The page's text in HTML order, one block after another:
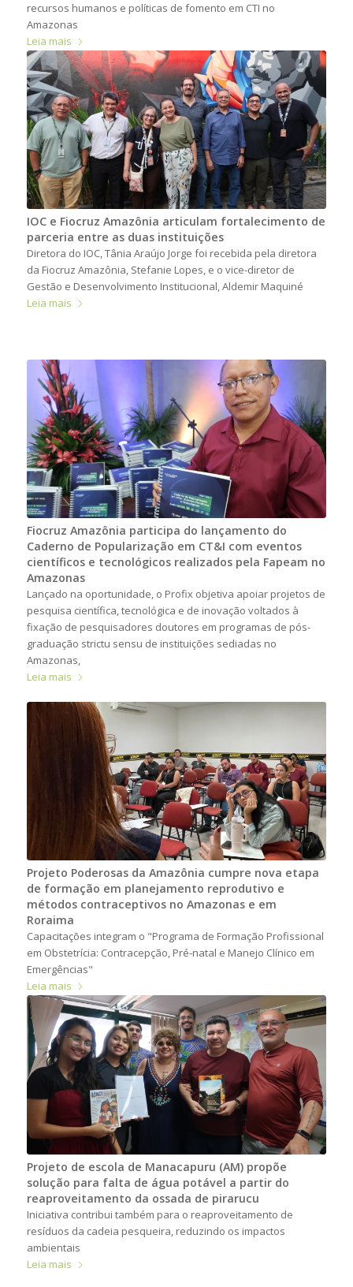
recursos humanos e políticas de fomento em CTI no
Amazonas
Leia mais
IOC e Fiocruz Amazônia articulam fortalecimento de
parceria entre as duas instituições
Diretora do IOC, Tânia Araújo Jorge foi recebida pela diretora
da Fiocruz Amazônia, Stefanie Lopes, e o vice-diretor de
Gestão e Desenvolvimento Institucional, Aldemir Maquiné
Leia mais
Fiocruz Amazônia participa do lançamento do
Caderno de Popularização em CT&I com eventos
científicos e tecnológicos realizados pela Fapeam no
Amazonas
Lançado na oportunidade, o Profix objetiva apoiar projetos de
pesquisa científica, tecnológica e de inovação voltados à
fixação de pesquisadores doutores em programas de pós-
graduação strictu sensu de instituições sediadas no
Amazonas,
Leia mais
Projeto Poderosas da Amazônia cumpre nova etapa
de formação em planejamento reprodutivo e
métodos contraceptivos no Amazonas e em
Roraima
Capacitações integram o "Programa de Formação Profissional
em Obstetrícia: Contracepção, Pré-natal e Manejo Clínico em
Emergências"
Leia mais
Projeto de escola de Manacapuru (AM) propõe
solução para falta de água potável a partir do
reaproveitamento da ossada de pirarucu
Iniciativa contribui também para o reaproveitamento de
resíduos da cadeia pesqueira, reduzindo os impactos
ambientais
Leia mais